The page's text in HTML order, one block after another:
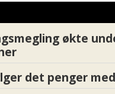
økte
det penger